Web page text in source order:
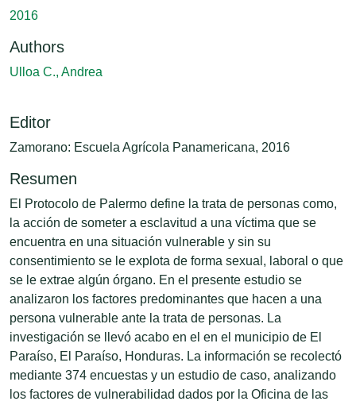
2016
Authors
Ulloa C., Andrea
Editor
Zamorano: Escuela Agrícola Panamericana, 2016
Resumen
El Protocolo de Palermo define la trata de personas como,
la acción de someter a esclavitud a una víctima que se
encuentra en una situación vulnerable y sin su
consentimiento se le explota de forma sexual, laboral o que
se le extrae algún órgano. En el presente estudio se
analizaron los factores predominantes que hacen a una
persona vulnerable ante la trata de personas. La
investigación se llevó acabo en el en el municipio de El
Paraíso, El Paraíso, Honduras. La información se recolectó
mediante 374 encuestas y un estudio de caso, analizando
los factores de vulnerabilidad dados por la Oficina de las